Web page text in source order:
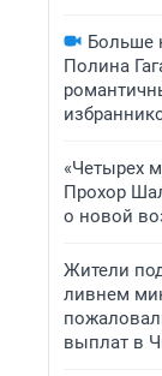
Больше
Полина
«Четырех
Прохор
о новой
Жители
ливнем
выплат в